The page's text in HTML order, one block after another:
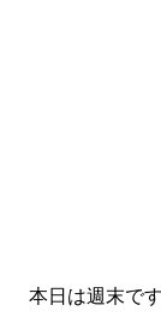
本日は週末で